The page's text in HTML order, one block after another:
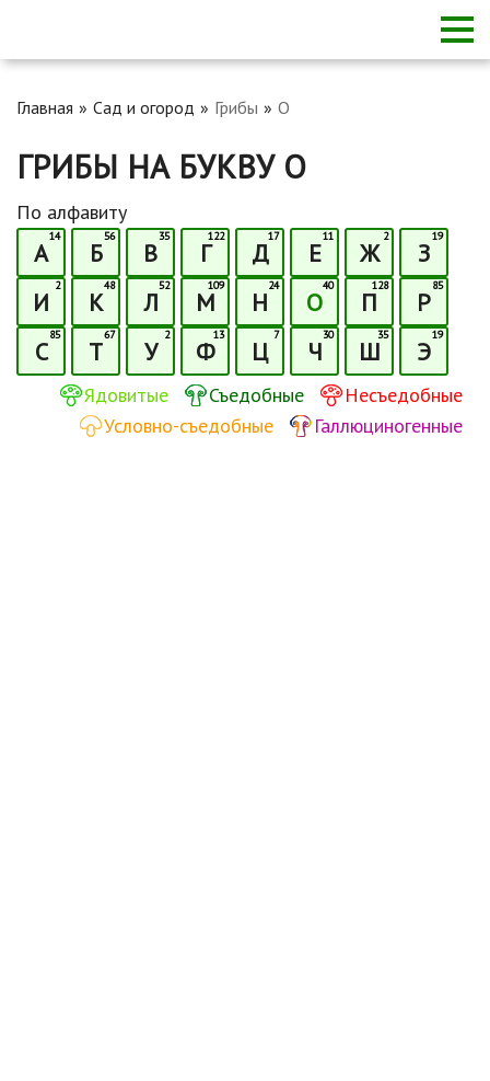
Главная Сад и огород Грибы О
ГРИБЫ НА БУКВУ О
По алфавиту
А
14
Б
56
В
35
Г
122
Д
17
Е
11
Ж
2
З
19
И
2
К
48
Л
52
М
109
Н
24
О
40
П
128
Р
85
С
85
Т
67
У
2
Ф
13
Ц
7
Ч
30
Ш
35
Э
19
Ядовитые Съедобные
Несъедобные
Условно-съедобные
Галлюциногенные